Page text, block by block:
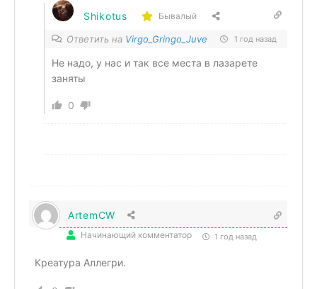
Shikotus Бывалый
Ответить на Virgo_Gringo_Juve 1 год назад
Не надо, у нас и так все места в лазарете
заняты
0
ArtemCW
Начинающий комментатор 1 год назад
Креатура Аллегри.